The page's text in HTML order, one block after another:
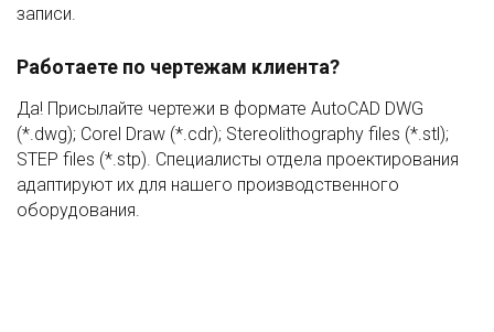
записи.
Работаете по чертежам клиента?
Да! Присылайте чертежи в формате AutoCAD DWG
(*.dwg); Corel Draw (*.cdr); Stereolithography files (*.stl);
STEP files (*.stp). Специалисты отдела проектирования
адаптируют их для нашего производственного
оборудования.